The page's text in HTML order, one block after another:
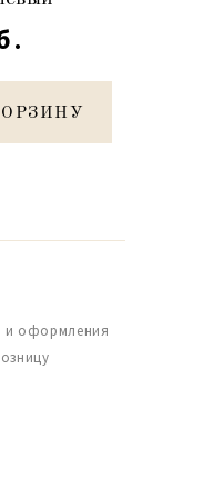
и оформления